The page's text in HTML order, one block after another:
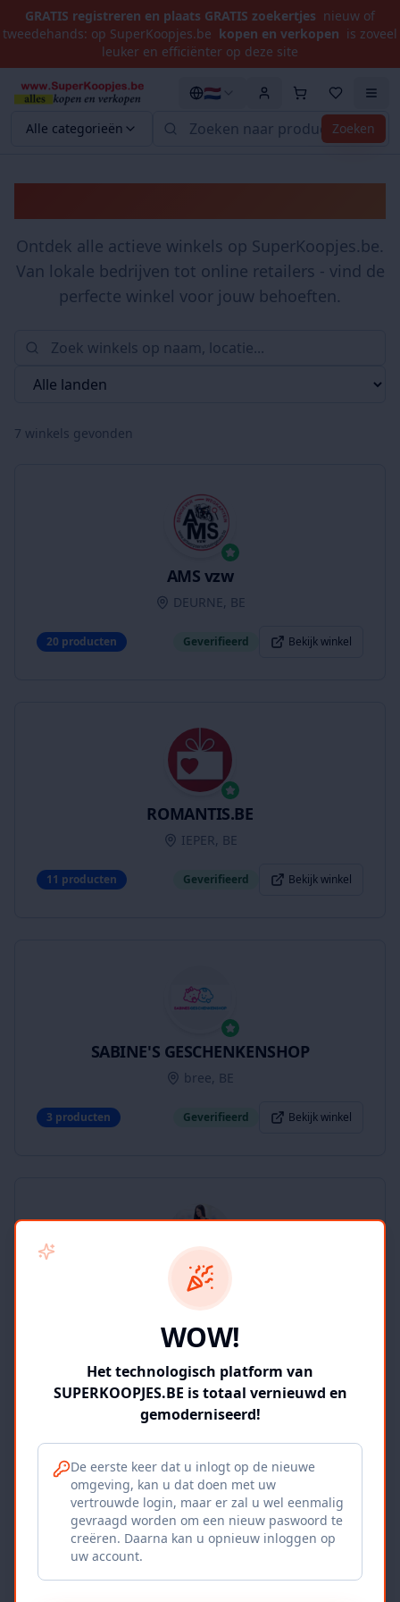
GRATIS registreren en plaats GRATIS zoekertjes nieuw of
tweedehands: op SuperKoopjes.be kopen en verkopen is zoveel
leuker en efficiënter op deze site
Alle categorieën Zoeken
🇳🇱
Ontdek alle actieve winkels op SuperKoopjes.be.
Van lokale bedrijven tot online retailers - vind de
perfecte winkel voor jouw behoeften.
7 winkels gevonden
AMS vzw
DEURNE, BE
20 producten Geverifieerd Bekijk winkel
ROMANTIS.BE
IEPER, BE
11 producten Geverifieerd Bekijk winkel
SABINE'S GESCHENKENSHOP
bree, BE
3 producten Geverifieerd Bekijk winkel
SUPERKOOPJES.BE
Geverifieerd
Iepers Kwartier
Ieper, BE
WOW!
Het technologisch platform van
SUPERKOOPJES.BE is totaal vernieuwd en
gemoderniseerd!
De eerste keer dat u inlogt op de nieuwe
omgeving, kan u dat doen met uw
vertrouwde login, maar er zal u wel eenmalig
gevraagd worden om een nieuw paswoord te
creëren. Daarna kan u opnieuw inloggen op
uw account.